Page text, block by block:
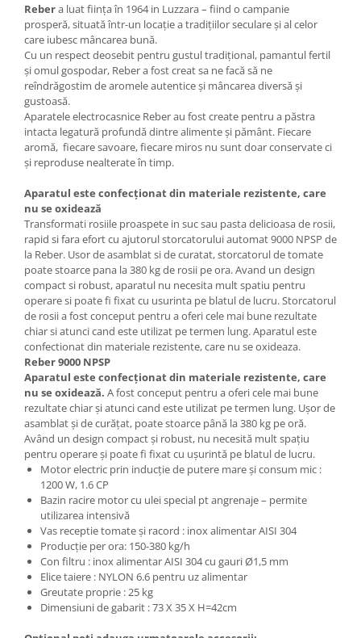
Rebera luat ființa în 1964 in Luzzara – fiind o campanie
prosperă, situată într-un locație a tradițiilor seculare și al celor
care iubesc mâncarea bună.
Cu un respect deosebit pentru gustul tradițional, pamantul fertil
și omul gospodar, Reber a fost creat sa ne facă să ne
reîndrăgostim de aromele autentice și mâncarea diversă și
gustoasă.
Aparatele electrocasnice Reber au fost create pentru a păstra
intacta legatură profundă dintre alimente și pământ. Fiecare
aromă, fiecare savoare, fiecare miros nu sunt doar conservate ci
și reproduse nealterate în timp.
Aparatul este confecționat din materiale rezistente, care
nu se oxidează
Transformati rosiile proaspete in suc sau pasta delicioasa de rosii,
rapid si fara efort cu ajutorul storcatorului automat 9000 NPSP de
la Reber. Usor de asamblat si de curatat, storcatorul de tomate
poate stoarce pana la 380 kg de rosii pe ora. Avand un design
compact si robust, aparatul nu necesita mult spatiu pentru
operare si poate fi fixat cu usurinta pe blatul de lucru. Storcatorul
de rosii a fost conceput pentru a oferi cele mai bune rezultate
chiar si atunci cand este utilizat pe termen lung. Aparatul este
confectionat din materiale rezistente, care nu se oxideaza.
Reber 9000 NPSP
Aparatul este confecționat din materiale rezistente, care
nu se oxidează. A fost conceput pentru a oferi cele mai bune
rezultate chiar și atunci cand este utilizat pe termen lung. Ușor de
asamblat și de curățat, poate stoarce până la 380 kg pe oră.
Având un design compact și robust, nu necesită mult spațiu
pentru operare și poate fi fixat cu ușurintă pe blatul de lucru.
Motor electric prin inducție de putere mare și consum mic :
1200 W, 1.6 CP
Bazin racire motor cu ulei special pt angrenaje – permite
utilizarea intensivă
Vas receptie tomate și racord : inox alimentar AISI 304
Producție per ora: 150-380 kg/h
Con filtru : inox alimentar AISI 304 cu gauri Ø1,5 mm
Elice taiere : NYLON 6.6 pentru uz alimentar
Greutate proprie : 25 kg
Dimensiuni de gabarit : 73 X 35 X H=42cm